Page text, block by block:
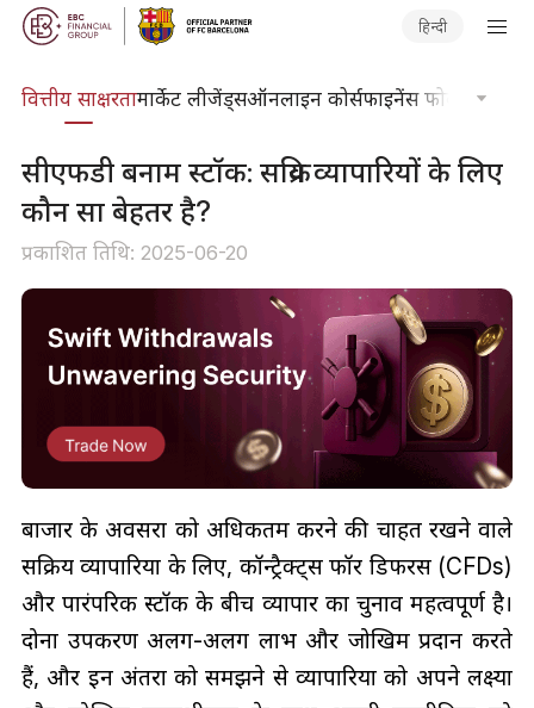
हिन्दी
वित्तीय साक्षरतामार्केट लीजेंड्सऑनलाइन कोर्सफाइनेंस फोकस
सीएफडी बनाम स्टॉक: सक्रिय व्यापारियों के लिए
कौन सा बेहतर है?
प्रकाशित तिथि: 2025-06-20
बाजार के अवसरों को अधिकतम करने की चाहत रखने वाले
सक्रिय व्यापारियों के लिए, कॉन्ट्रैक्ट्स फॉर डिफरेंस (CFDs)
और पारंपरिक स्टॉक के बीच व्यापार का चुनाव महत्वपूर्ण है।
दोनों उपकरण अलग-अलग लाभ और जोखिम प्रदान करते
हैं, और इन अंतरों को समझने से व्यापारियों को अपने लक्ष्यों